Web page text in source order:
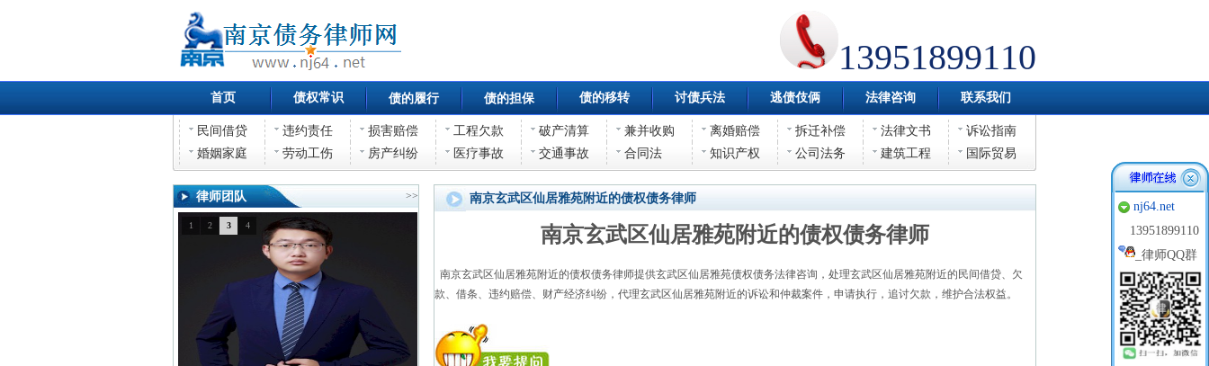
13951899110
首页 债权常识 债的履行 债的担保 债的移转 讨债兵法 逃债伎俩 法律咨询 联系我们
民间借贷 违约责任 损害赔偿 工程欠款 破产清算 兼并收购 离婚赔偿 拆迁补偿 法律文书
诉讼指南
婚姻家庭
劳动工伤 房产纠纷 医疗事故 交通事故 合同法 知识产权 公司法务 建筑工程 国际贸易
律师团队 >>
1 2 3 4
南京玄武区仙居雅苑附近的债权债务律师
南京玄武区仙居雅苑附近的债权债务律师
南京玄武区仙居雅苑附近的债权债务律师提供玄武区仙居雅苑债权债务法律咨询，处理玄武区仙居雅苑附近的民间借贷、欠
款、借条、违约赔偿、财产经济纠纷，代理玄武区仙居雅苑附近的诉讼和仲裁案件，申请执行，追讨欠款，维护合法权益。
nj64.net
13951899110
_ 律师QQ群